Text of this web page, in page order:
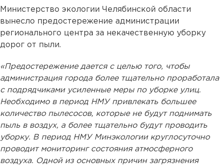
Министерство экологии Челябинской области
вынесло предостережение администрации
регионального центра за некачественную уборку
дорог от пыли.
«Предостережение дается с целью того, чтобы
администрация города более тщательно проработала
с подрядчиками усиленные меры по уборке улиц.
Необходимо в период НМУ привлекать большее
количество пылесосов, которые не будут поднимать
пыль в воздух, а более тщательно будут проводить
уборку. В период НМУ Минэкологии круглосуточно
проводит мониторинг состояния атмосферного
воздуха. Одной из основных причин загрязнения